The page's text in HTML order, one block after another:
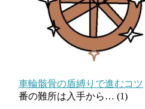
車輪骸骨の盾縛りで進むコツ
番の難所は入手から… (1)